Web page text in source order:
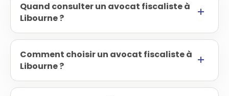
Quand consulter un avocat fiscaliste à
Libourne ?
Comment choisir un avocat fiscaliste à
Libourne ?